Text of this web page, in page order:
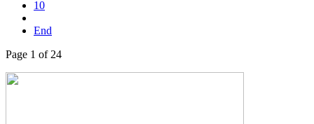
10
End
Page 1 of 24